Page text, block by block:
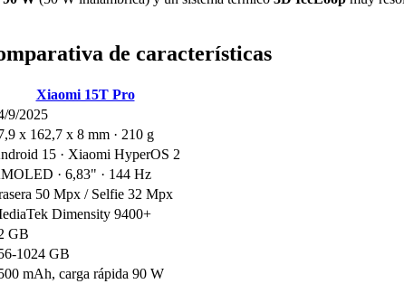
de características
Xiaomi 15T Pro
9/2025
x 162,7 x 8 mm · 210 g
15 · Xiaomi HyperOS 2
· 6,83" · 144 Hz
50 Mpx / Selfie 32 Mpx
Dimensity 9400+
GB
1024 GB
mAh, carga rápida 90 W